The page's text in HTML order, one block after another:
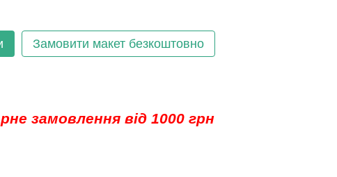
Замовити макет безкоштовно
замовлення від 1000 грн